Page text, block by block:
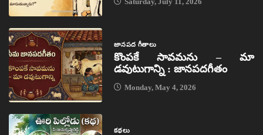
జానపద గీతాలు
కొంపకే సావమను – మా
డవుటుగాన్ని : జానపదగీతం
Monday, May 4, 2026
కథలు